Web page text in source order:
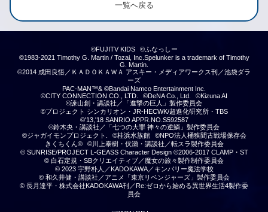
一覧へ戻る
©FUJITV KIDS
©ふなっしー
©1983-2021 Timothy G. Martin / Tozai, Inc.Spelunker is a trademark of Timothy
G. Martin.
©2014 成田良悟／ＫＡＤＯＫＡＷＡ アスキー・メディアワークス刊／池袋ダラ
ーズ
PAC-MAN™& ©Bandai Namco Entertainment Inc.
©CITY CONNECTION CO., LTD.
©DeNA Co., Ltd.
©Kizuna AI
©諫山創・講談社／「進撃の巨人」製作委員会
©プロジェクト シンカリオン・JR-HECWK/超進化研究所・TBS
©'13,'18 SANRIO APPR.NO.S592587
©鈴木央・講談社／「七つの大罪 神々の逆鱗」製作委員会
©ジャガイモンプロジェクト.
©桂浜水族館
©NPO法人桶狭間古戦場保存会
きくちくん®
©川上泰樹・伏瀬・講談社／転スラ製作委員会
© SUNRISE/PROJECT L-GEASS Character Design ©2006-2017 CLAMP・ST
© 白石定規・SBクリエイティブ／魔女の旅々製作制作委員会
© 2023 宇野朴人／KADOKAWA／キンバリー魔法学校
© 和久井健・講談社／アニメ「東京リベンジャーズ」製作委員会
© 長月達平・株式会社KADOKAWA刊／Re:ゼロから始める異世界生活4製作委
員会